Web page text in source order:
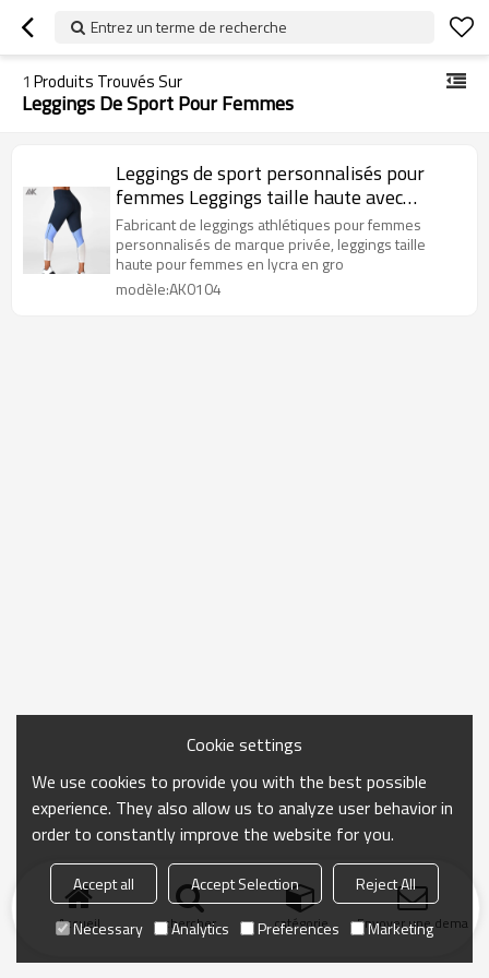
Entrez un terme de recherche
1 Produits Trouvés Sur
Leggings De Sport Pour Femmes
Leggings de sport personnalisés pour
femmes Leggings taille haute avec
contrôle du ventre-Aktik
Fabricant de leggings athlétiques pour femmes
personnalisés de marque privée, leggings taille
haute pour femmes en lycra en gro
modèle:AK0104
Accueil chercher catégorie Envoyer une
Cookie settings
We use cookies to provide you with the best possible
experience. They also allow us to analyze user behavior in
order to constantly improve the website for you.
Accept all Accept Selection
Reject All
Necessary
Analytics Preferences Marketing